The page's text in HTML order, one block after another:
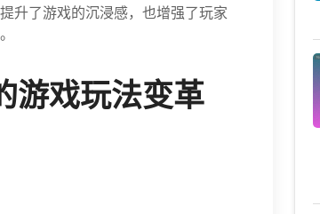
升了游戏的沉浸感，也增强了玩家
游戏玩法变革